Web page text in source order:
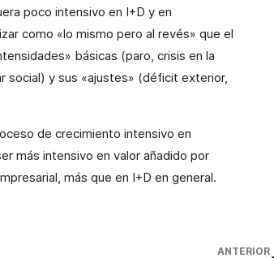
poco intensivo en I+D y en
como «lo mismo pero al revés» que el
básicas (paro, crisis en la
social) y sus «ajustes» (déficit exterior,
de crecimiento intensivo en
más intensivo en valor añadido por
más que en I+D en general.
ANTERIOR